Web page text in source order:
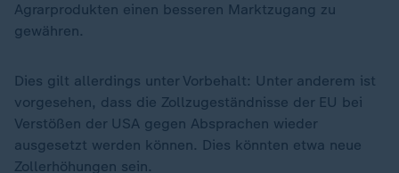
Agrarprodukten einen besseren Marktzugang zu
gewähren.
Dies gilt allerdings unter Vorbehalt: Unter anderem ist
vorgesehen, dass die Zollzugeständnisse der EU bei
Verstößen der USA gegen Absprachen wieder
ausgesetzt werden können. Dies könnten etwa neue
Zollerhöhungen sein.